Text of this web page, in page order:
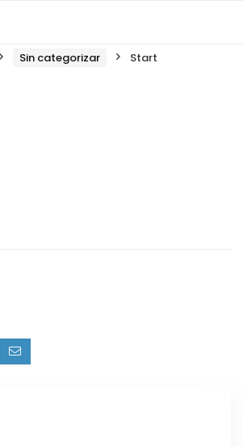
Sin categorizar Start